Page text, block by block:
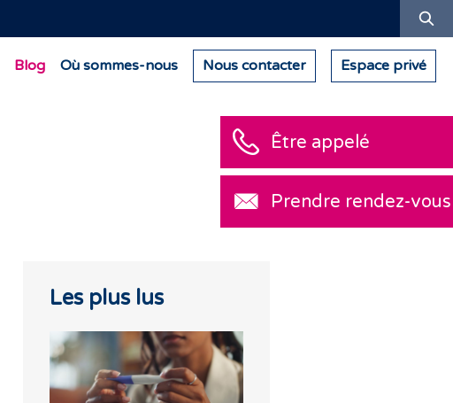
Blog Où sommes-nous Nous contacter Espace privé
Les plus lus
Être appelé
Prendre rendez-vous